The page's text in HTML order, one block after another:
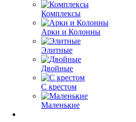
Комплексы
Арки и Колонны
Элитные
Двойные
С крестом
Маленькие